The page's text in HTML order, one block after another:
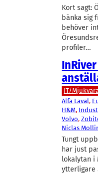
Kort sagt:
bänka sig
behöver
profiler…
IT/Mjukvara
Alfa Laval,
H&M,
Volvo,
Niclas
Tungt
har just
lokalytan i
ytterligare